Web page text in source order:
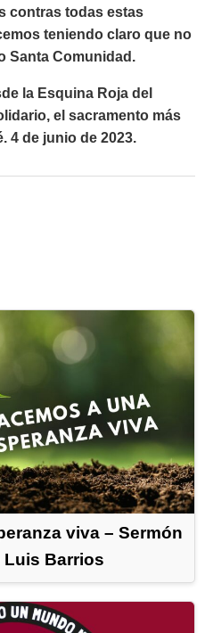
contras todas estas
teniendo claro que no
Santa Comunidad.
la Esquina Roja del
el sacramento más
4 de junio de 2023.
viva – Sermón
Luis Barrios